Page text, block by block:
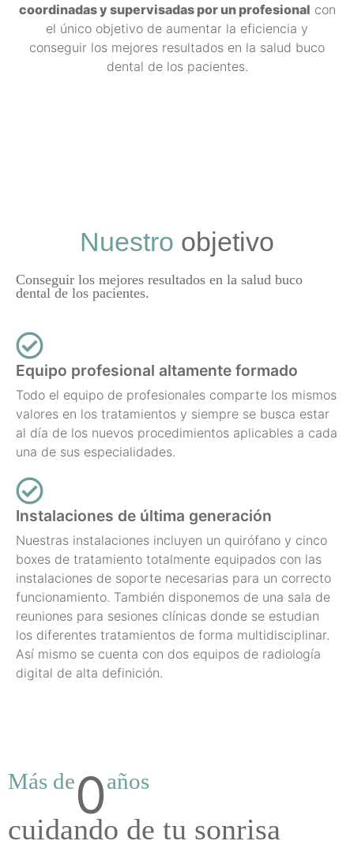
coordinadas y supervisadas por un profesional con
el único objetivo de aumentar la eficiencia y
conseguir los mejores resultados en la salud buco
dental de los pacientes.
Nuestro objetivo
Conseguir los mejores resultados en la salud buco
dental de los pacientes.
Equipo profesional altamente formado
Todo el equipo de profesionales comparte los mismos
valores en los tratamientos y siempre se busca estar
al día de los nuevos procedimientos aplicables a cada
una de sus especialidades.
Instalaciones de última generación
Nuestras instalaciones incluyen un quirófano y cinco
boxes de tratamiento totalmente equipados con las
instalaciones de soporte necesarias para un correcto
funcionamiento. También disponemos de una sala de
reuniones para sesiones clínicas donde se estudian
los diferentes tratamientos de forma multidisciplinar.
Así mismo se cuenta con dos equipos de radiología
digital de alta definición.
Más de0años
cuidando de tu sonrisa